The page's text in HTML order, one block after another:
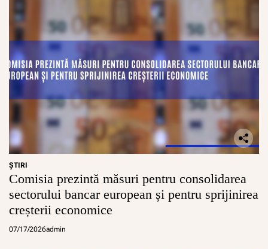
ŞTIRI
Comisia prezintă măsuri pentru consolidarea
sectorului bancar european și pentru sprijinirea
creșterii economice
07/17/2026admin